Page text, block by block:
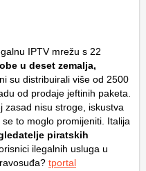
IPTV mrežu s 22
u deset zemalja,
su distribuirali više od 2500
od prodaje jeftinih paketa.
zasad nisu stroge, iskustva
to moglo promijeniti. Italija
piratskih
ilegalnih usluga u
tportal